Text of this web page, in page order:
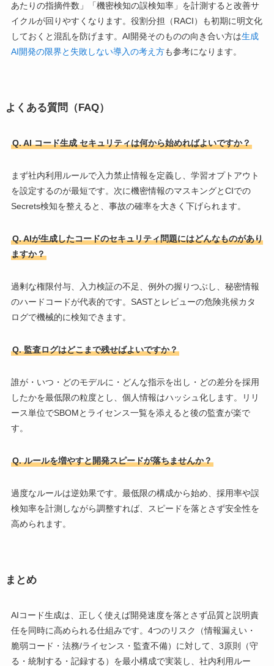
あたりの指摘件数」「機密検知の誤検知率」を計測すると改善サ
イクルが回りやすくなります。役割分担（RACI）も初期に明文化
しておくと混乱を防げます。AI開発そのものの向き合い方は生成
AI開発の限界と失敗しない導入の考え方も参考になります。
よくある質問（FAQ）
Q. AI コード生成 セキュリティは何から始めればよいですか？
まず社内利用ルールで入力禁止情報を定義し、学習オプトアウト
を設定するのが最短です。次に機密情報のマスキングとCIでの
Secrets検知を整えると、事故の確率を大きく下げられます。
Q. AIが生成したコードのセキュリティ問題にはどんなものがあり
ますか？
過剰な権限付与、入力検証の不足、例外の握りつぶし、秘密情報
のハードコードが代表的です。SASTとレビューの危険兆候カタ
ログで機械的に検知できます。
Q. 監査ログはどこまで残せばよいですか？
誰が・いつ・どのモデルに・どんな指示を出し・どの差分を採用
したかを最低限の粒度とし、個人情報はハッシュ化します。リリ
ース単位でSBOMとライセンス一覧を添えると後の監査が楽で
す。
Q. ルールを増やすと開発スピードが落ちませんか？
過度なルールは逆効果です。最低限の構成から始め、採用率や誤
検知率を計測しながら調整すれば、スピードを落とさず安全性を
高められます。
まとめ
AIコード生成は、正しく使えば開発速度を落とさず品質と説明責
任を同時に高められる仕組みです。4つのリスク（情報漏えい・
脆弱コード・法務/ライセンス・監査不備）に対して、3原則（守
る・統制する・記録する）を最小構成で実装し、社内利用ルー